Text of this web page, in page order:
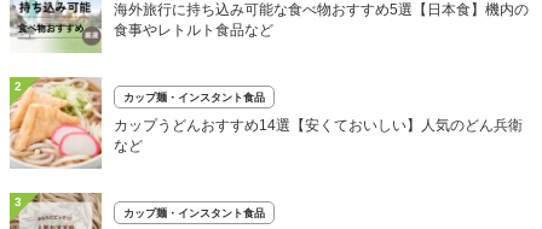
海外旅行に持ち込み可能な食べ物おすすめ5選【日本食】機内の
食事やレトルト食品など
2
カップ麺・インスタント食品
カップうどんおすすめ14選【安くておいしい】人気のどん兵衛
など
3
カップ麺・インスタント食品